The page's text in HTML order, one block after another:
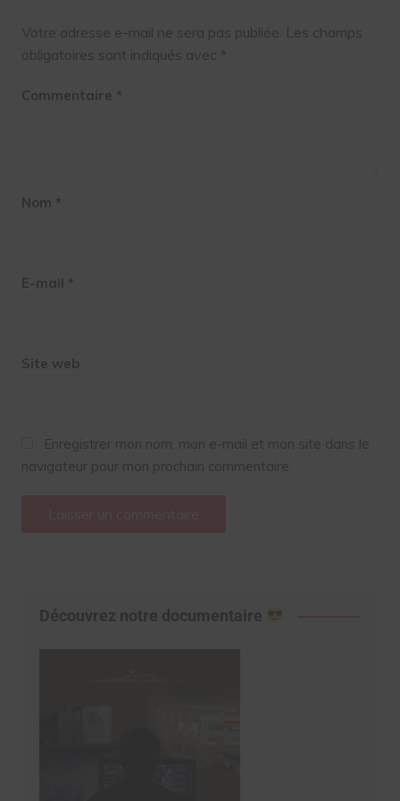
Votre adresse e-mail ne sera pas publiée. Les champs
obligatoires sont indiqués avec *
Commentaire *
Nom *
E-mail *
Site web
Enregistrer mon nom, mon e-mail et mon site dans le
navigateur pour mon prochain commentaire.
Découvrez notre documentaire